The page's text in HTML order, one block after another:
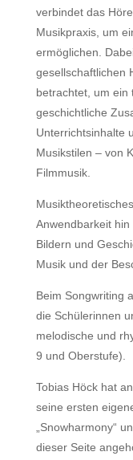
verbindet das
Musikpraxis, um
ermöglichen.
gesellschaftlichen
betrachtet, um ein
geschichtliche
Unterrichtsinhalte
Musikstilen – von
Filmmusik.
Anwendbarkeit
Bildern und
Musik und der
Beim Songwriting
die Schülerinnen
melodische und
9 und Oberstufe).
Tobias Höck hat
seine ersten
„Snowharmony“
dieser Seite